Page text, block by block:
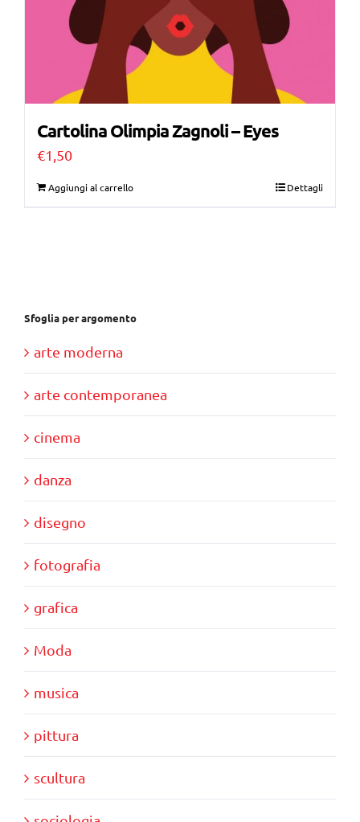
Cartolina Olimpia Zagnoli – Eyes
€1,50
Aggiungi al carrello Dettagli
Sfoglia per argomento
arte moderna
arte contemporanea
cinema
danza
disegno
fotografia
grafica
Moda
musica
pittura
scultura